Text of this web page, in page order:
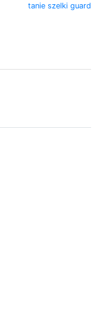
tanie szelki guard